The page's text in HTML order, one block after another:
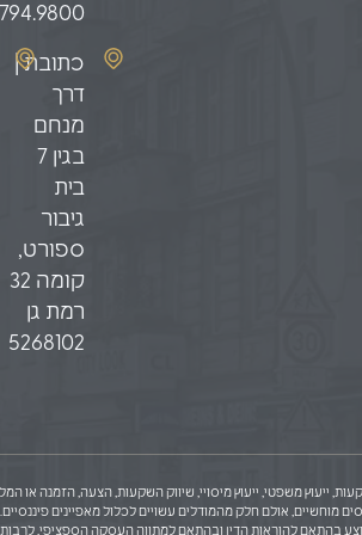
כתובת |
דרך
מנחם
בגין 7
בית
גיבור
ספורט,
קומה 32
רמת גן
5268102
ייעוץ משפטי, ייעוץ מיסויי, שיווק השקעות, הצעה, הזמנה
אולם חלק מהמודלים עשויים לכלול מאפיינים פיננסיים.
תבוצע בהתאם להוראות הדין ובהתאם למתווה העסקה הספציפי,